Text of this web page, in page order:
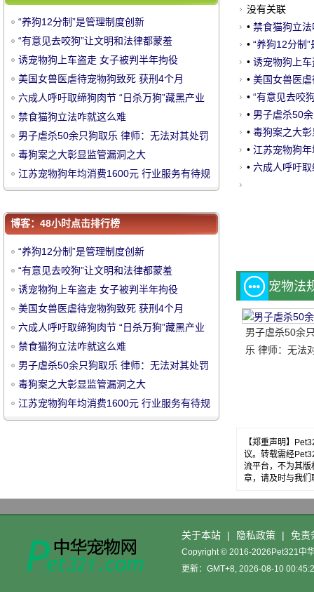
华
宠
物
没有关联
• 禁食猫狗立
• “养狗12分制
• 诱宠物狗上
• 美国女兽医
• “有意见去咬
• 男子虐杀50
• 毒狗案之大
• 江苏宠物狗
• 六成人呼吁取
宠物法
男子虐杀50余
乐 律师：无法
【郑重声明】
议。转载需经
流平台，不为其
章，请及时与我
六成人呼吁取缔狗肉节 “日杀万狗”藏黑产业
链
禁食猫狗立法咋就这么难
男子虐杀50余只狗取乐 律师：无法对其处罚
毒狗案之大彰显监管漏洞之大
江苏宠物狗年均消费1600元 行业服务有待规
范
“养狗12分制”是管理制度创新
“有意见去咬狗”让文明和法律都蒙羞
诱宠物狗上车盗走 女子被判半年拘役
美国女兽医虐待宠物狗致死 获刑4个月
六成人呼吁取缔狗肉节 “日杀万狗”藏黑产业
链
禁食猫狗立法咋就这么难
男子虐杀50余只狗取乐 律师：无法对其处罚
毒狗案之大彰显监管漏洞之大
江苏宠物狗年均消费1600元 行业服务有待规
范
博客：48小时点击排行榜
“养狗12分制”是管理制度创新
“有意见去咬狗”让文明和法律都蒙羞
诱宠物狗上车盗走 女子被判半年拘役
美国女兽医虐待宠物狗致死 获刑4个月
六成人呼吁取缔狗肉节 “日杀万狗”藏黑产业
链
禁食猫狗立法咋就这么难
男子虐杀50余只狗取乐 律师：无法对其处罚
毒狗案之大彰显监管漏洞之大
江苏宠物狗年均消费1600元 行业服务有待规
范
关于本站 | 隐私政策 | 免责
Copyright © 2016-2026Pet321中
更新：GMT+8, 2026-08-10